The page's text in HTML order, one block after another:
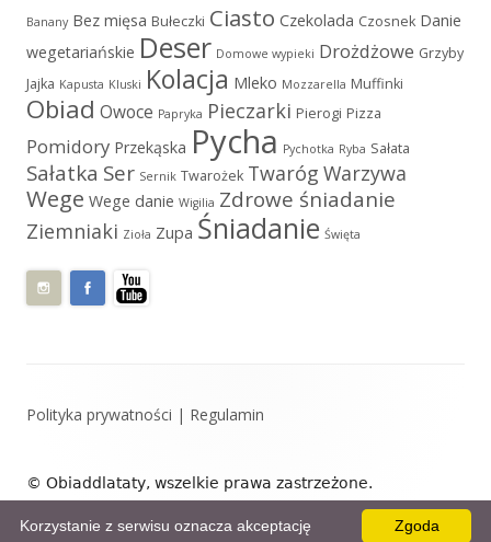
Banany Bez mięsa Bułeczki Ciasto Czekolada Czosnek Danie
wegetariańskie Deser Domowe wypieki Drożdżowe Grzyby
Jajka Kapusta Kluski Kolacja Mleko Mozzarella Muffinki
Obiad Owoce Papryka Pieczarki Pierogi Pizza
Pomidory Przekąska Pycha Pychotka Ryba Sałata
Sałatka Ser Sernik Twarożek Twaróg Warzywa
Wege Wege danie Wigilia Zdrowe śniadanie
Ziemniaki Zioła Zupa Śniadanie Święta
stopki
Polityka prywatności | Regulamin
© Obiaddlataty, wszelkie prawa zastrzeżone.
Zgoda
Korzystanie z serwisu oznacza akceptację